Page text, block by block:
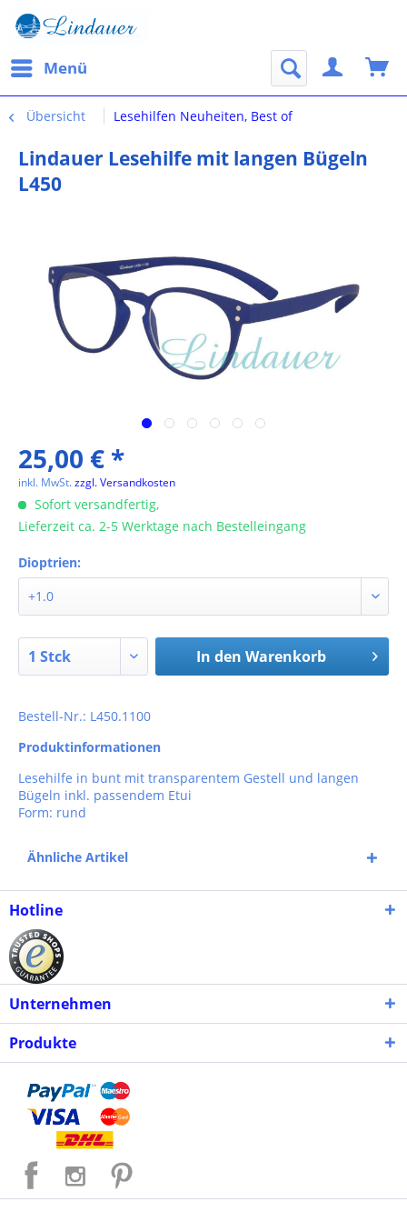
Menü
Übersicht Lesehilfen Neuheiten, Best of
Lindauer Lesehilfe mit langen Bügeln
L450
25,00 € *
inkl. MwSt.zzgl. Versandkosten
Sofort versandfertig,
Lieferzeit ca. 2-5 Werktage nach Bestelleingang
Dioptrien:
In den Warenkorb
Bestell-Nr.: L450.1100
Produktinformationen
Lesehilfe in bunt mit transparentem Gestell und langen
Bügeln inkl. passendem Etui
Form: rund
Ähnliche Artikel
Hotline
Unternehmen
Produkte